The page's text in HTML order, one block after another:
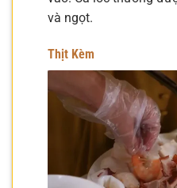
và ngọt.
Thịt Kèm